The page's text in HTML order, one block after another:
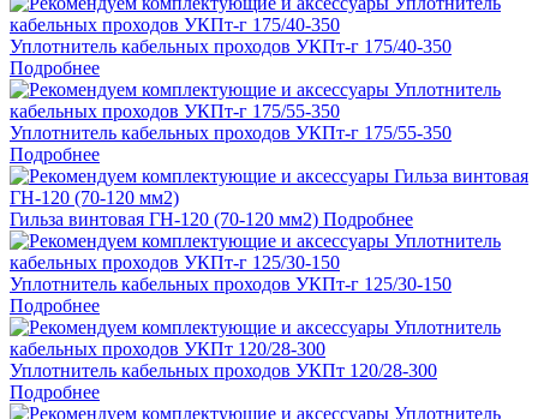
Уплотнитель кабельных проходов УКПт-г 175/40-350
Подробнее
Уплотнитель кабельных проходов УКПт-г 175/55-350
Подробнее
Гильза винтовая ГН-120 (70-120 мм2) Подробнее
Уплотнитель кабельных проходов УКПт-г 125/30-150
Подробнее
Уплотнитель кабельных проходов УКПт 120/28-300
Подробнее